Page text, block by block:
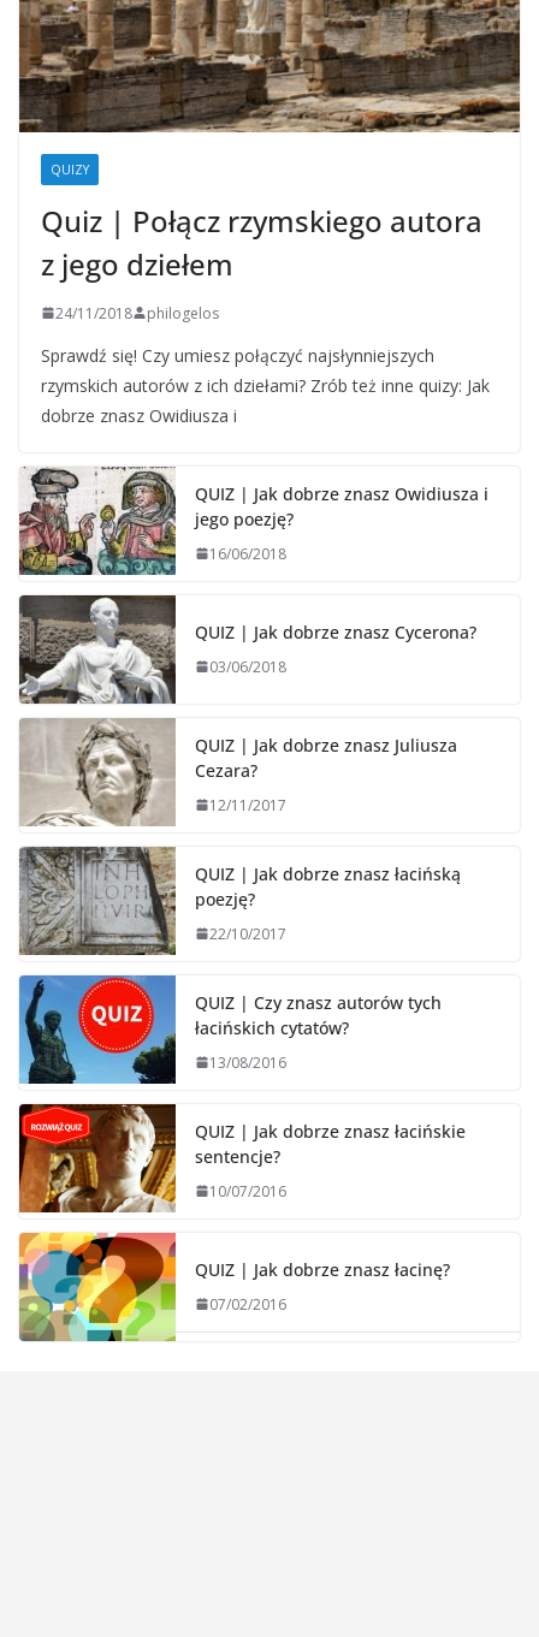
QUIZY
Quiz | Połącz rzymskiego autora
z jego dziełem
24/11/2018 philogelos
Sprawdź się! Czy umiesz połączyć najsłynniejszych
rzymskich autorów z ich dziełami? Zrób też inne quizy: Jak
dobrze znasz Owidiusza i
QUIZ | Jak dobrze znasz Owidiusza i
jego poezję?
16/06/2018
QUIZ | Jak dobrze znasz Cycerona?
03/06/2018
QUIZ | Jak dobrze znasz Juliusza
Cezara?
12/11/2017
QUIZ | Jak dobrze znasz łacińską
poezję?
22/10/2017
QUIZ | Czy znasz autorów tych
łacińskich cytatów?
13/08/2016
QUIZ | Jak dobrze znasz łacińskie
sentencje?
10/07/2016
QUIZ | Jak dobrze znasz łacinę?
07/02/2016